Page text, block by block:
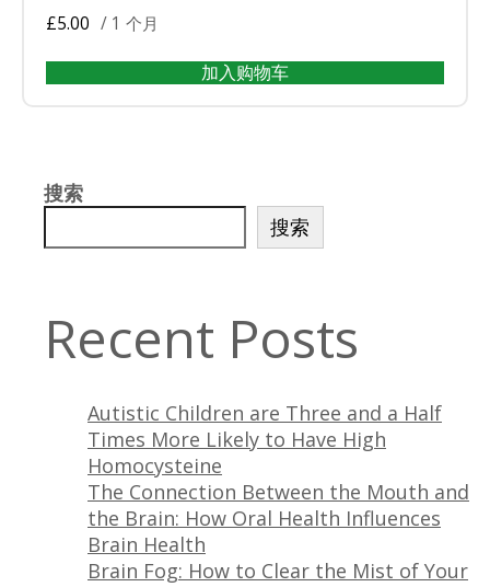
£5.00 / 1 个月
加入购物车
搜索
搜索
Recent Posts
Autistic Children are Three and a Half
Times More Likely to Have High
Homocysteine
The Connection Between the Mouth and
the Brain: How Oral Health Influences
Brain Health
Brain Fog: How to Clear the Mist of Your